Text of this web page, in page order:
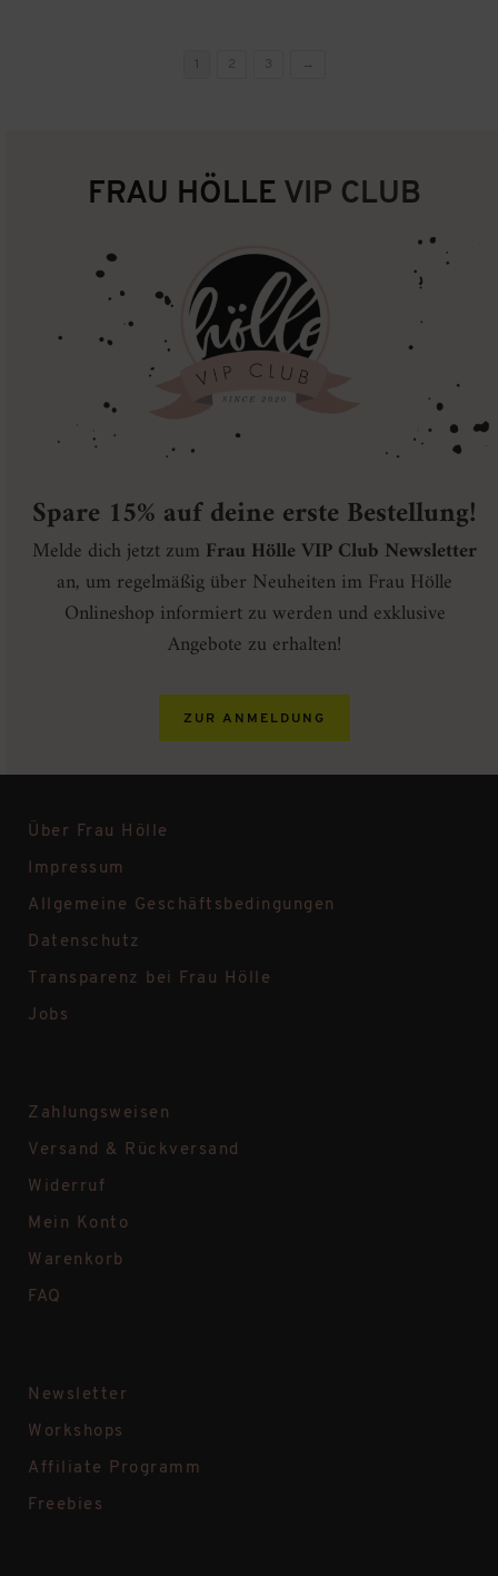
Varianten
Produktseite
2 3 →
FRAU HÖLLE VIP CLUB
Spare 15% auf deine erste Bestellung!
Melde dich jetzt zum Frau Hölle VIP Club Newsletter
an, um regelmäßig über Neuheiten im Frau Hölle
Onlineshop informiert zu werden und exklusive
Angebote zu erhalten!
ZUR ANMELDUNG
Über Frau Hölle
Impressum
Allgemeine Geschäftsbedingungen
Datenschutz
Transparenz bei Frau Hölle
Jobs
Zahlungsweisen
Versand & Rückversand
Widerruf
Mein Konto
Warenkorb
FAQ
Newsletter
Workshops
Affiliate Programm
Freebies